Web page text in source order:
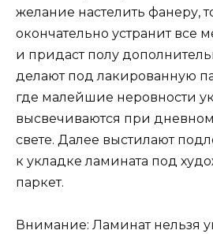
желание настелить фанеру,
окончательно устранит все
и придаст полу
делают под лакированную
где малейшие неровности
высвечиваются при
свете. Далее выстилают
к укладке ламината под
паркет.
Внимание: Ламинат нельзя